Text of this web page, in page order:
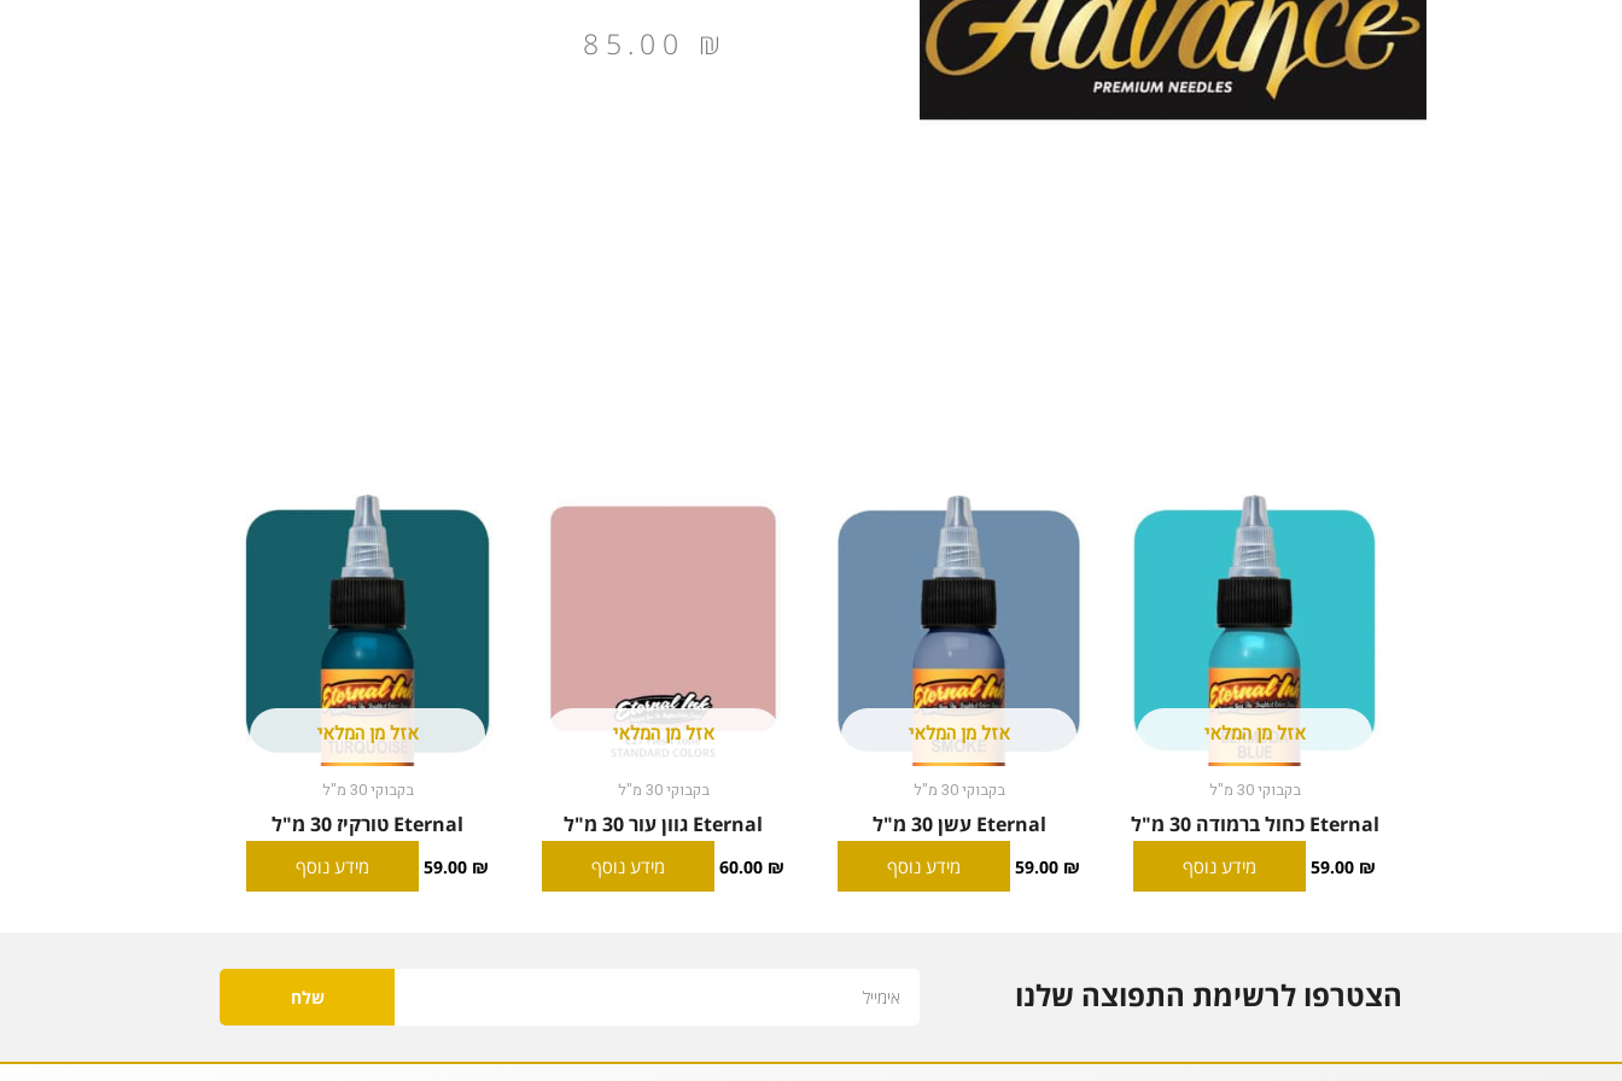
85.00 ₪
אזל מן המלאי
בקבוקי 30 מ"ל
Eternal כחול ברמודה 30 מ"ל
59.00 ₪ מידע נוסף
אזל מן המלאי
בקבוקי 30 מ"ל
Eternal עשן 30 מ"ל
59.00 ₪ מידע נוסף
אזל מן המלאי
בקבוקי 30 מ"ל
Eternal גוון עור 30 מ"ל
60.00 ₪ מידע נוסף
אזל מן המלאי
בקבוקי 30 מ"ל
Eternal טורקיז 30 מ"ל
59.00 ₪ מידע נוסף
הצטרפו לרשימת התפוצה שלנו שלח